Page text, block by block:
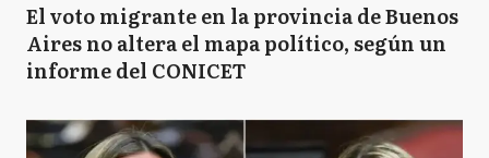
El voto migrante en la provincia de Buenos
Aires no altera el mapa político, según un
informe del CONICET